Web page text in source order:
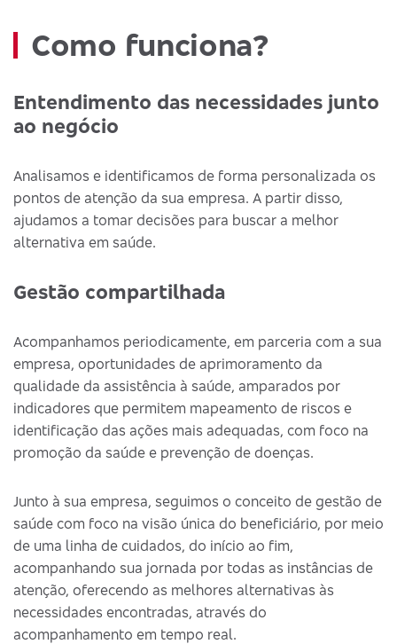
Como funciona?
Entendimento das necessidades junto
ao negócio
Analisamos e identificamos de forma personalizada os
pontos de atenção da sua empresa. A partir disso,
ajudamos a tomar decisões para buscar a melhor
alternativa em saúde.
Gestão compartilhada
Acompanhamos periodicamente, em parceria com a sua
empresa, oportunidades de aprimoramento da
qualidade da assistência à saúde, amparados por
indicadores que permitem mapeamento de riscos e
identificação das ações mais adequadas, com foco na
promoção da saúde e prevenção de doenças.
Junto à sua empresa, seguimos o conceito de gestão de
saúde com foco na visão única do beneficiário, por meio
de uma linha de cuidados, do início ao fim,
acompanhando sua jornada por todas as instâncias de
atenção, oferecendo as melhores alternativas às
necessidades encontradas, através do
acompanhamento em tempo real.